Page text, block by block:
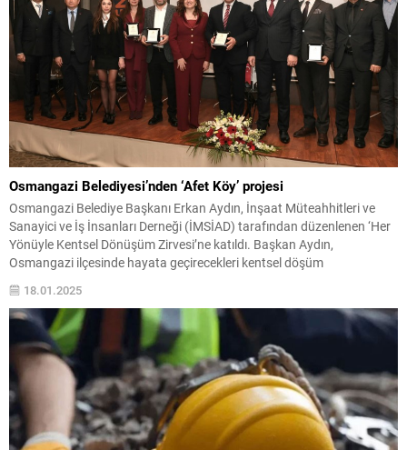
Osmangazi Belediyesi’nden ‘Afet Köy’ projesi
Osmangazi Belediye Başkanı Erkan Aydın, İnşaat Müteahhitleri ve
Sanayici ve İş İnsanları Derneği (İMSİAD) tarafından düzenlenen ‘Her
Yönüyle Kentsel Dönüşüm Zirvesi’ne katıldı. Başkan Aydın,
Osmangazi ilçesinde hayata geçirecekleri kentsel döşüm
çalışmalarıyla ilgili önemli bilgiler verdi. Osmangazi Belediye Başkanı
Erkan Aydın, “Osmangazi’de deprem yönetmeliğinden önce yapılmış
50-60 yıllık çok sayıda...
18.01.2025